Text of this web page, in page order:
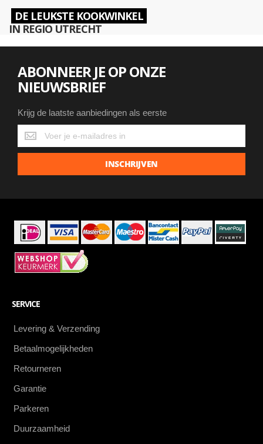
DE LEUKSTE KOOKWINKEL
IN REGIO UTRECHT
ABONNEER JE OP ONZE
NIEUWSBRIEF
Krijg de laatste aanbiedingen als eerste
Krijg
de
laatste
INSCHRIJVEN
SERVICE
Levering & Verzending
Betaalmogelijkheden
Retourneren
Garantie
Parkeren
Duurzaamheid